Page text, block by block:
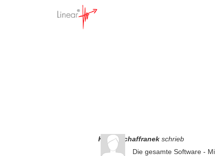
Klaus Schaffranekschrieb
Die gesamte Software -